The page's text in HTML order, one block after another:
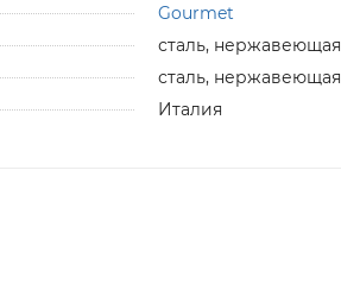
Gourmet
сталь, нержавеющая
сталь, нержавеющая
Италия